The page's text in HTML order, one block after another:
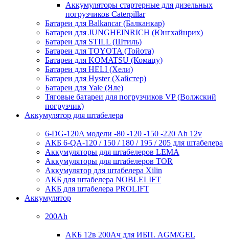
Аккумуляторы стартерные для дизельных
погрузчиков Caterpillar
Батареи для Balkancar (Балканкар)
Батареи для JUNGHEINRICH (Юнгхайнрих)
Батареи для STILL (Штиль)
Батареи для TOYOTA (Тойота)
Батареи для KOMATSU (Комацу)
Батареи для HELI (Хели)
Батареи для Hyster (Хайстер)
Батареи для Yale (Яле)
Тяговые батареи для погрузчиков VP (Волжский
погрузчик)
Аккумулятор для штабелера
6-DG-120A модели -80 -120 -150 -220 Ah 12v
АКБ 6-QA-120 / 150 / 180 / 195 / 205 для штабелера
Аккумуляторы для штабелеров LEMA
Аккумуляторы для штабелеров TOR
Аккумулятор для штабелера Xilin
АКБ для штабелера NOBLELIFT
АКБ для штабелера PROLIFT
Аккумулятор
200Ah
АКБ 12в 200Ач для ИБП. AGM/GEL